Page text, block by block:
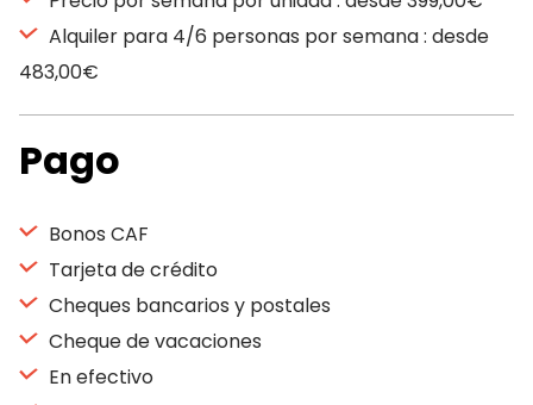
Alquiler para 4/6 personas por semana : desde
483,00€
Pago
Bonos CAF
Tarjeta de crédito
Cheques bancarios y postales
Cheque de vacaciones
En efectivo